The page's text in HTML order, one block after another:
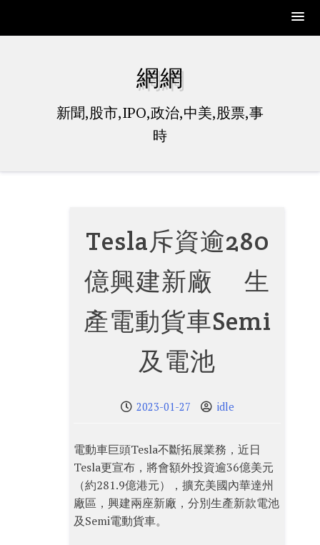
網網
新聞,股市,IPO,政治,中美,股票,事
時
Tesla斥資逾280
億興建新廠 生
產電動貨車Semi
及電池
2023-01-27 idle
電動車巨頭Tesla不斷拓展業務，近日
Tesla更宣布，將會額外投資逾36億美元
（約281.9億港元），擴充美國內華達州
廠區，興建兩座新廠，分別生產新款電池
及Semi電動貨車。